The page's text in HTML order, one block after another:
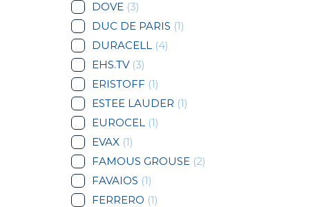
DOVE (3)
DUC DE PARIS (1)
DURACELL (4)
EHS.TV (3)
ERISTOFF (1)
ESTEE LAUDER (1)
EUROCEL (1)
EVAX (1)
FAMOUS GROUSE (2)
FAVAIOS (1)
FERRERO (1)